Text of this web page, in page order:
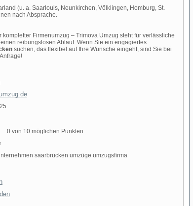
(u. a. Saarlouis, Neunkirchen, Völklingen, Homburg, St.
nach Absprache.
Firmenumzug – Trimova Umzug steht für verlässliche
reibungslosen Ablauf. Wenn Sie ein engagiertes
suchen, das flexibel auf Ihre Wünsche eingeht, sind Sie bei
0 von 10 möglichen Punkten
saarbrücken umzüge umzugsfirma